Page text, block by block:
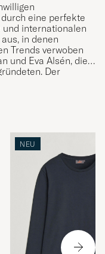
eine perfekte
und internationalen
in denen
Trends verwoben
und Eva Alsén, die
Der
gleichnamigen
Blütezeit hatte.
NEU